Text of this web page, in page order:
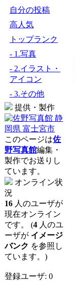
自分の投稿
高人気
トップランク
- 1.写真
- 2.イラスト・
アイコン
- 3.その他
提供・製作
このページは佐
野写真館編集・
製作でお送りし
ています。
オンライン状
況
16 人のユーザが
現在オンライン
です。 (4 人のユ
ーザが イメージ
バンク を参照し
ています。)
登録ユーザ: 0